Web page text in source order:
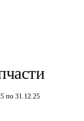
по 31.12.25